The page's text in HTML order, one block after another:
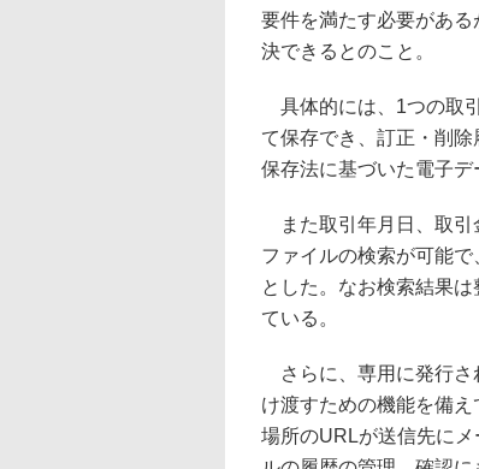
要件を満たす必要があ
決できるとのこと。
具体的には、1つの取
て保存でき、訂正・削
保存法に基づいた電子デ
また取引年月日、取引
ファイルの検索が可能
とした。なお検索結果
ている。
さらに、専用に発行さ
け渡すための機能を備
場所のURLが送信先に